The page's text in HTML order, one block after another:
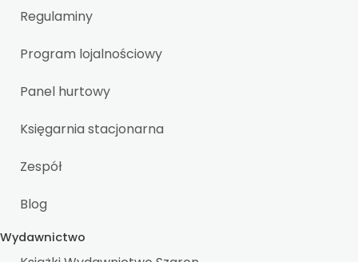
Regulaminy
Program lojalnościowy
Panel hurtowy
Księgarnia stacjonarna
Zespół
Blog
Wydawnictwo